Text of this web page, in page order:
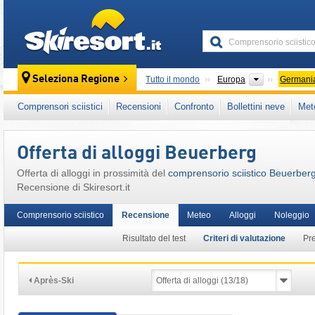
Seleziona Regione Tutto il mondo Europa Continenti
Questo comprensorio sciistico è presente
Baviera Meridionale
Germania Meridionale
Comprensori sciistici Recensioni Confronto Bollettini neve
Offerta di alloggi Beuerberg
Offerta di alloggi in prossimità del comprensorio sciistico Beuerberg
Recensione di Skiresort.it
Comprensorio sciistico Recensione
Risultato del test Criteri di valutazione
Meteo Alloggi Noleggio
Après-Ski